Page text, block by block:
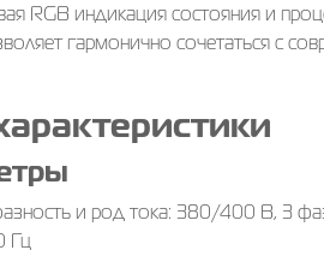
RGB индикация состояния и
гармонично сочетаться с
и род тока: 380/400 В, 3
Гц